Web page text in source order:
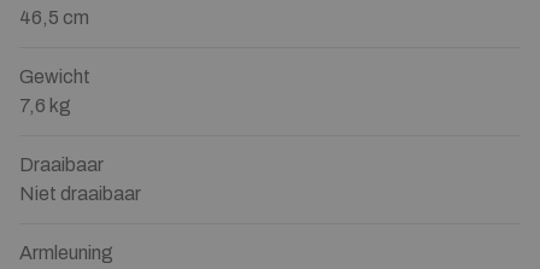
46,5 cm
Gewicht
7,6 kg
Draaibaar
Niet draaibaar
Armleuning